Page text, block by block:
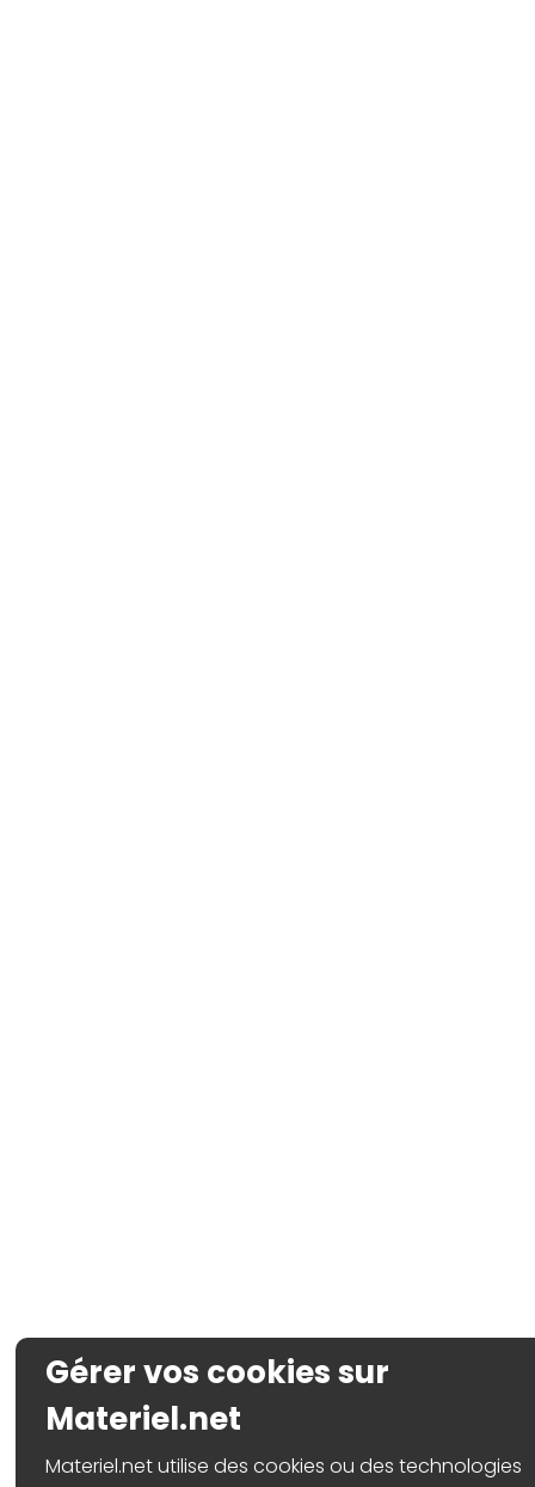
Gérer vos cookies sur
Materiel.net
Materiel.net utilise des cookies ou des technologies